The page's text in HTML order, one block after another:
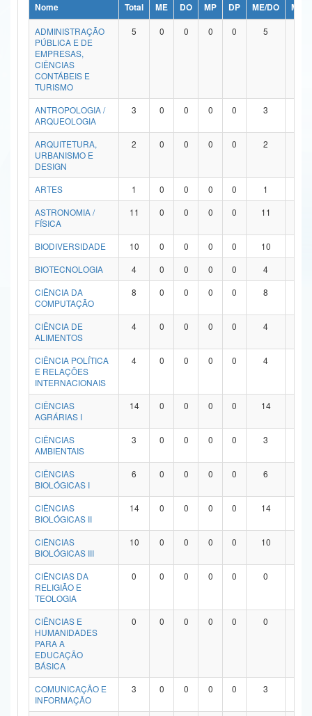
Ministério da Ciência, Tecnologia, Inovações e Comunicações
Ministério do Meio Ambiente
Ministério do Turismo
Ministério do Desenvolvimento Regional
Controladoria-Geral da União
Ministério da Mulher, da Família e dos Direitos Humanos
Secretaria de Governo
Advocacia-Geral da União
Banco Central do Brasil
Nome Total ME DO MP DP ME/DO
MP/
ADMINISTRAÇÃO
PÚBLICA E DE
EMPRESAS,
CIÊNCIAS
CONTÁBEIS E
TURISMO
5 0 0 0 0 5
ANTROPOLOGIA /
ARQUEOLOGIA
3 0 0 0 0 3
ARQUITETURA,
URBANISMO E
DESIGN
2 0 0 0 0 2
ARTES 1 0 0 0 0 1
ASTRONOMIA /
FÍSICA
11 0 0 0 0 11
BIODIVERSIDADE 10 0 0 0 0 10
BIOTECNOLOGIA
4 0 0 0 0 4
CIÊNCIA DA
COMPUTAÇÃO
8 0 0 0 0 8
CIÊNCIA DE
ALIMENTOS
4 0 0 0 0 4
CIÊNCIA POLÍTICA
E RELAÇÕES
INTERNACIONAIS
4 0 0 0 0 4
CIÊNCIAS
AGRÁRIAS I
14 0 0 0 0 14
CIÊNCIAS
AMBIENTAIS
3 0 0 0 0 3
CIÊNCIAS
BIOLÓGICAS I
6 0 0 0 0 6
CIÊNCIAS
BIOLÓGICAS II
14 0 0 0 0 14
CIÊNCIAS
BIOLÓGICAS III
10 0 0 0 0 10
CIÊNCIAS DA
RELIGIÃO E
TEOLOGIA
0 0 0 0 0 0
CIÊNCIAS E
HUMANIDADES
PARA A
EDUCAÇÃO
BÁSICA
0 0 0 0 0 0
COMUNICAÇÃO E
INFORMAÇÃO
3 0 0 0 0 3